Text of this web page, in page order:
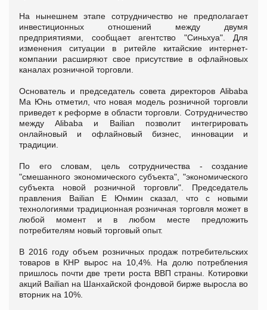
На нынешнем этапе сотрудничество не предполагает
инвестиционных отношений между двумя
предприятиями, сообщает агентство "Синьхуа". Для
изменения ситуации в ритейле китайские интернет-
компании расширяют свое присутствие в офлайновых
каналах розничной торговли.
Основатель и председатель совета директоров Alibaba
Ма Юнь отметил, что новая модель розничной торговли
приведет к реформе в области торговли. Сотрудничество
между Alibaba и Bailian позволит интегрировать
онлайновый и офлайновый бизнес, инновации и
традиции.
По его словам, цель сотрудничества - создание
"смешанного экономического субъекта", "экономического
субъекта новой розничной торговли". Председатель
правления Bailian Е Юнмин сказал, что с новыми
технологиями традиционная розничная торговля может в
любой момент и в любом месте предложить
потребителям новый торговый опыт.
В 2016 году объем розничных продаж потребительских
товаров в КНР вырос на 10,4%. На долю потребления
пришлось почти две трети роста ВВП страны. Котировки
акций Bailian на Шанхайской фондовой бирже выросла во
вторник на 10%.